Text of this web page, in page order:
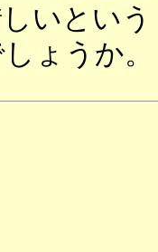
いという
ょうか。